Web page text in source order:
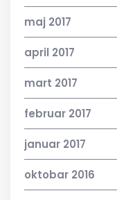
maj 2017
april 2017
mart 2017
februar 2017
januar 2017
oktobar 2016